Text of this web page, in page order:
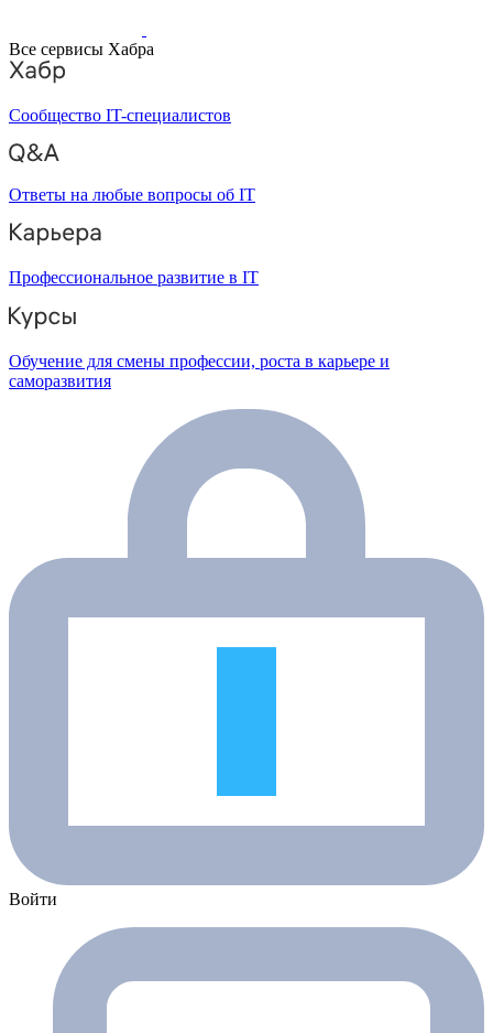
Все сервисы Хабра
Сообщество IT-специалистов
Ответы на любые вопросы об IT
Профессиональное развитие в IT
Обучение для смены профессии, роста в карьере и
саморазвития
Войти